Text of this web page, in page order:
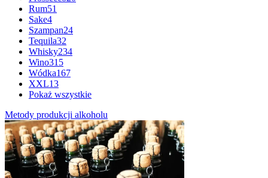
Rum51
Sake4
Szampan24
Tequila32
Whisky234
Wino315
Wódka167
XXL13
Pokaż wszystkie
Metody produkcji alkoholu